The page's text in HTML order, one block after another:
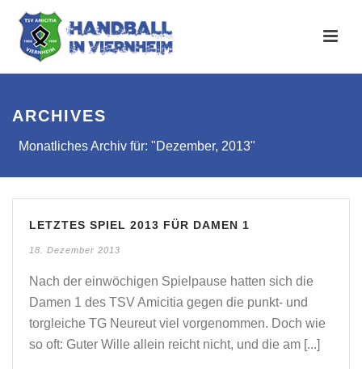
ARCHIVES
Monatliches Archiv für: "Dezember, 2013"
LETZTES SPIEL 2013 FÜR DAMEN 1
18. Dezember 2013
Nach der einwöchigen Spielpause hatten sich die
Damen 1 des TSV Amicitia gegen die punkt- und
torgleiche TG Neureut viel vorgenommen. Doch wie
so oft: Guter Wille allein reicht nicht, und die am [...]